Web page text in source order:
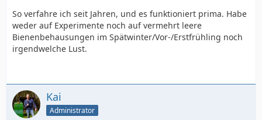
So verfahre ich seit Jahren, und es funktioniert prima. Habe
weder auf Experimente noch auf vermehrt leere
Bienenbehausungen im Spätwinter/Vor-/Erstfrühling noch
irgendwelche Lust.
Kai
Administrator